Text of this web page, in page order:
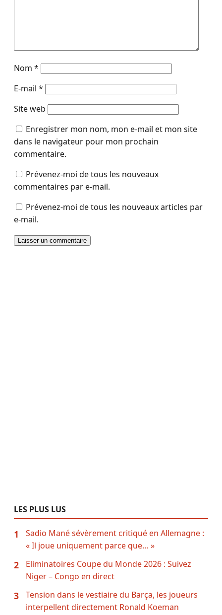
Nom *
E-mail *
Site web
Enregistrer mon nom, mon e-mail et mon site
dans le navigateur pour mon prochain
commentaire.
Prévenez-moi de tous les nouveaux
commentaires par e-mail.
Prévenez-moi de tous les nouveaux articles par
e-mail.
LES PLUS LUS
1
Sadio Mané sévèrement critiqué en Allemagne :
« Il joue uniquement parce que… »
2
Eliminatoires Coupe du Monde 2026 : Suivez
Niger – Congo en direct
3
Tension dans le vestiaire du Barça, les joueurs
interpellent directement Ronald Koeman